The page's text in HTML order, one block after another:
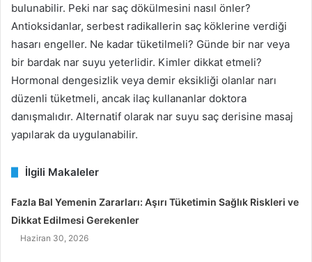
bulunabilir. Peki nar saç dökülmesini nasıl önler?
Antioksidanlar, serbest radikallerin saç köklerine verdiği
hasarı engeller. Ne kadar tüketilmeli? Günde bir nar veya
bir bardak nar suyu yeterlidir. Kimler dikkat etmeli?
Hormonal dengesizlik veya demir eksikliği olanlar narı
düzenli tüketmeli, ancak ilaç kullananlar doktora
danışmalıdır. Alternatif olarak nar suyu saç derisine masaj
yapılarak da uygulanabilir.
İlgili Makaleler
Fazla Bal Yemenin Zararları: Aşırı Tüketimin Sağlık Riskleri ve
Dikkat Edilmesi Gerekenler
Haziran 30, 2026